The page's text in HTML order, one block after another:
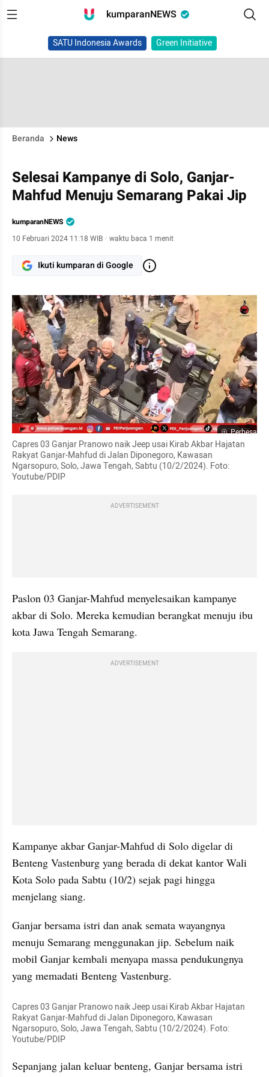
kumparanNEWS
SATU Indonesia Awards Green Initiative
Beranda News
Selesai Kampanye di Solo, Ganjar-
Mahfud Menuju Semarang Pakai Jip
kumparanNEWS
10 Februari 2024 11:18 WIB · waktu baca 1 menit
Ikuti kumparan di Google
Perbesar
Capres 03 Ganjar Pranowo naik Jeep usai Kirab Akbar Hajatan
Rakyat Ganjar-Mahfud di Jalan Diponegoro, Kawasan
Ngarsopuro, Solo, Jawa Tengah, Sabtu (10/2/2024). Foto:
Youtube/PDIP
ADVERTISEMENT
Paslon 03 Ganjar-Mahfud menyelesaikan kampanye
akbar di Solo. Mereka kemudian berangkat menuju ibu
kota Jawa Tengah Semarang.
ADVERTISEMENT
Kampanye akbar Ganjar-Mahfud di Solo digelar di
Benteng Vastenburg yang berada di dekat kantor Wali
Kota Solo pada Sabtu (10/2) sejak pagi hingga
menjelang siang.
Ganjar bersama istri dan anak semata wayangnya
menuju Semarang menggunakan jip. Sebelum naik
mobil Ganjar kembali menyapa massa pendukungnya
yang memadati Benteng Vastenburg.
Capres 03 Ganjar Pranowo naik Jeep usai Kirab Akbar Hajatan
Rakyat Ganjar-Mahfud di Jalan Diponegoro, Kawasan
Ngarsopuro, Solo, Jawa Tengah, Sabtu (10/2/2024). Foto:
Youtube/PDIP
Sepanjang jalan keluar benteng, Ganjar bersama istri